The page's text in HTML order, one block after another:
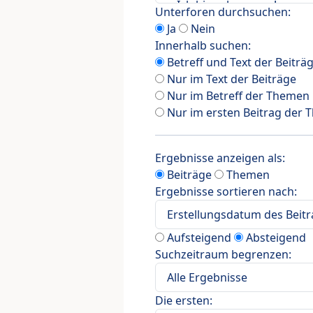
Unterforen durchsuchen:
Ja
Nein
Innerhalb suchen:
Betreff und Text der
Nur im Text der Beiträge
Nur im Betreff der Themen
Nur im ersten Beitrag der
Ergebnisse anzeigen als:
Beiträge
Themen
Ergebnisse sortieren nach:
Aufsteigend
Absteigend
Suchzeitraum begrenzen:
Die ersten: